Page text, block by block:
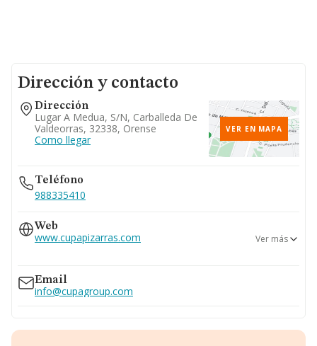
Dirección y contacto
Dirección
Lugar A Medua, S/n, Carballeda De
Valdeorras, 32338, Orense
Como llegar
VER EN MAPA
Teléfono
988335410
Web
www.cupapizarras.com Ver más
Email
info@cupagroup.com